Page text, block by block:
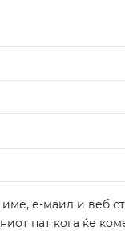
име, е-маил и веб
пат кога ќе